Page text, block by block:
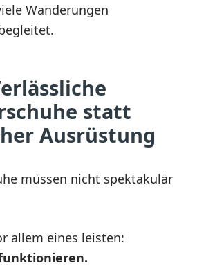
Wanderungen
statt
Ausrüstung
müssen nicht spektakulär
allem eines leisten: